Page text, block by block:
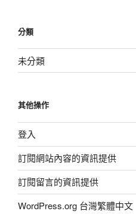
分類
未分類
其他操作
登入
訂閱網站內容的資訊提供
訂閱留言的資訊提供
WordPress.org 台灣繁體中文